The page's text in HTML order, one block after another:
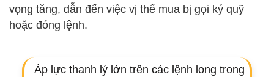
vọng tăng, dẫn đến việc vị thế mua bị gọi ký quỹ
hoặc đóng lệnh.
Áp lực thanh lý lớn trên các lệnh long trong